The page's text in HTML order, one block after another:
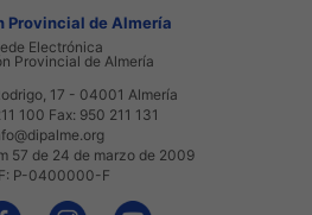
Provincial de Almería
Electrónica
Provincial de Almería
17 - 04001 Almería
100 Fax: 950 211 131
57 de 24 de marzo de 2009
P-0400000-F